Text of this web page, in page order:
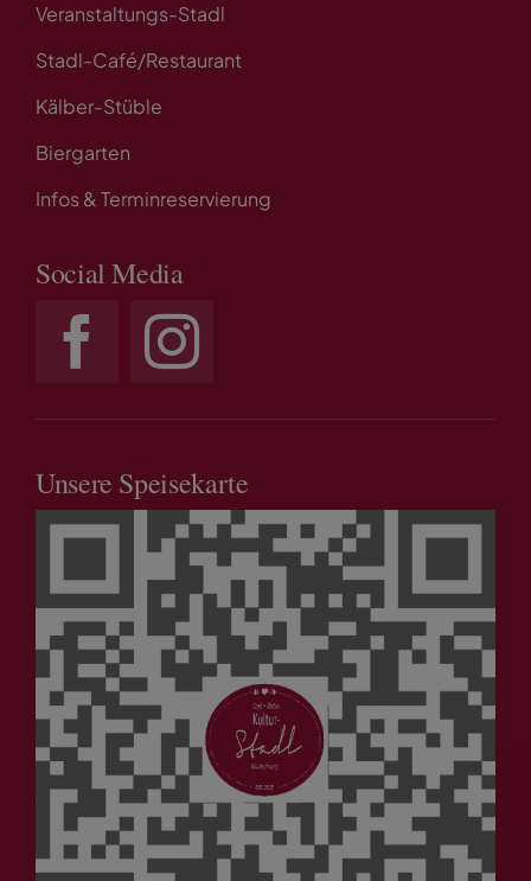
Veranstaltungs-Stadl
Stadl-Café/Restaurant
Kälber-Stüble
Biergarten
Infos & Terminreservierung
Social Media
Unsere Speisekarte